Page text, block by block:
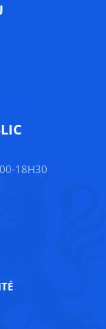
18H30